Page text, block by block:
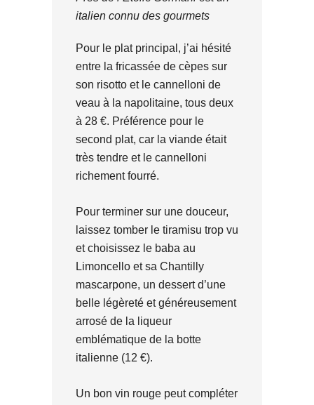
italien connu des gourmets
Pour le plat principal, j’ai hésité
entre la fricassée de cèpes sur
son risotto et le cannelloni de
veau à la napolitaine, tous deux
à 28 €. Préférence pour le
second plat, car la viande était
très tendre et le cannelloni
richement fourré.
Pour terminer sur une douceur,
laissez tomber le tiramisu trop vu
et choisissez le baba au
Limoncello et sa Chantilly
mascarpone, un dessert d’une
belle légèreté et généreusement
arrosé de la liqueur
emblématique de la botte
italienne (12 €).
Un bon vin rouge peut compléter